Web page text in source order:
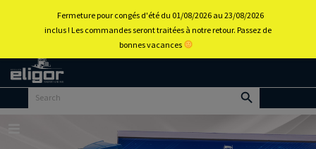
Retour
Fermeture pour congés d'été du 01/08/2026 au 23/08/2026
inclus ! Les commandes seront traitées à notre retour. Passez de
bonnes vacances